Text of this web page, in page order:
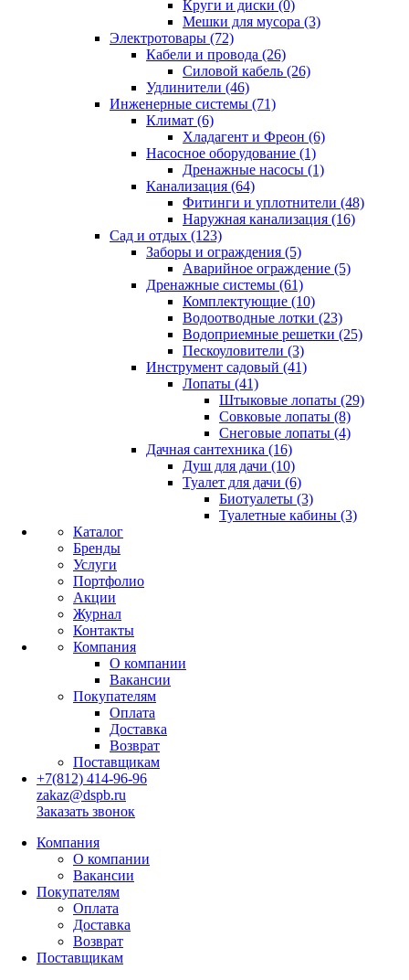
Круги и диски (0)
Мешки для мусора (3)
Электротовары (72)
Кабели и провода (26)
Силовой кабель (26)
Удлинители (46)
Инженерные системы (71)
Климат (6)
Хладагент и Фреон (6)
Насосное оборудование (1)
Дренажные насосы (1)
Канализация (64)
Фитинги и уплотнители (48)
Наружная канализация (16)
Сад и отдых (123)
Заборы и ограждения (5)
Аварийное ограждение (5)
Дренажные системы (61)
Комплектующие (10)
Водоотводные лотки (23)
Водоприемные решетки (25)
Пескоуловители (3)
Инструмент садовый (41)
Лопаты (41)
Штыковые лопаты (29)
Совковые лопаты (8)
Снеговые лопаты (4)
Дачная сантехника (16)
Душ для дачи (10)
Туалет для дачи (6)
Биотуалеты (3)
Туалетные кабины (3)
Каталог
Бренды
Услуги
Портфолио
Акции
Журнал
Контакты
Компания
О компании
Вакансии
Покупателям
Оплата
Доставка
Возврат
Поставщикам
+7(812) 414-96-96
zakaz@dspb.ru
Заказать звонок
Компания
О компании
Вакансии
Покупателям
Оплата
Доставка
Возврат
Поставщикам